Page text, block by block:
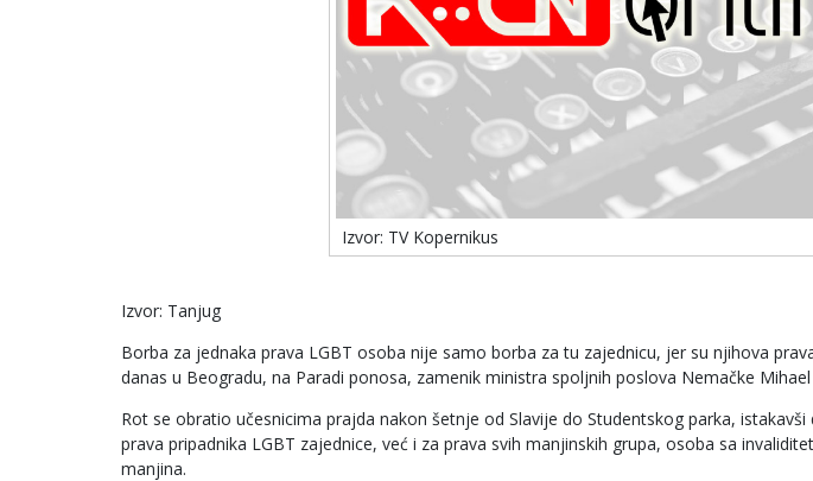
Izvor: TV Kopernikus
Izvor: Tanjug
Borba za jednaka prava LGBT osoba nije samo borba za tu zajednicu, jer su njihova
danas u Beogradu, na Paradi ponosa, zamenik ministra spoljnih poslova Nemačke Mihael
Rot se obratio učesnicima prajda nakon šetnje od Slavije do Studentskog parka,
prava pripadnika LGBT zajednice, već i za prava svih manjinskih grupa, osoba sa
manjina.